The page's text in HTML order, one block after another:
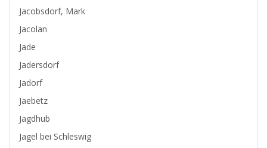
Jacobsdorf, Mark
Jacolan
Jade
Jadersdorf
Jadorf
Jaebetz
Jagdhub
Jagel bei Schleswig